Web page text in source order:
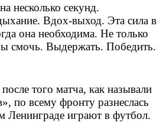
несколько секунд.
Вдох-выход. Эта сила в
она необходима. Не только
смочь. Выдержать. Победить.
того матча, как называли
по всему фронту разнеслась
Ленинграде играют в футбол.